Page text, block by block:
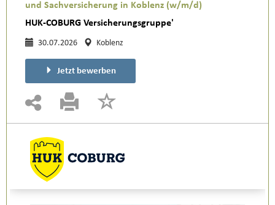
und Sachversicherung in Koblenz (w/m/d)
HUK-COBURG Versicherungsgruppe'
30.07.2026 Koblenz
Jetzt bewerben